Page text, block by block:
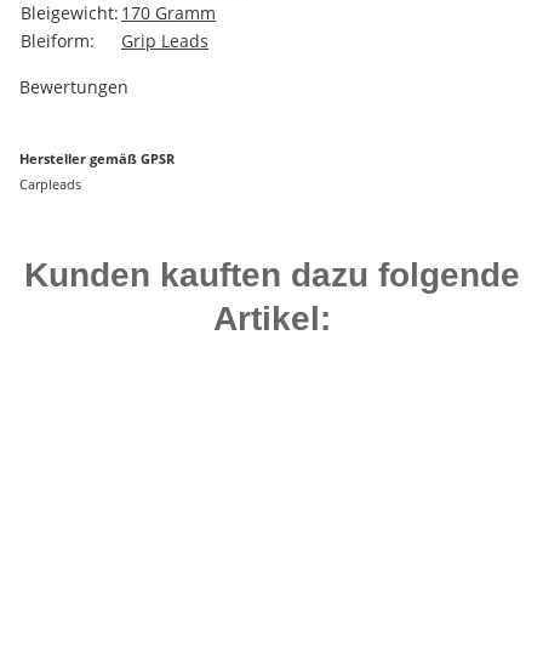
Bleigewicht: 170 Gramm
Bleiform:
Grip Leads
Bewertungen
Hersteller gemäß GPSR
Carpleads
Kunden kauften dazu folgende
Artikel: